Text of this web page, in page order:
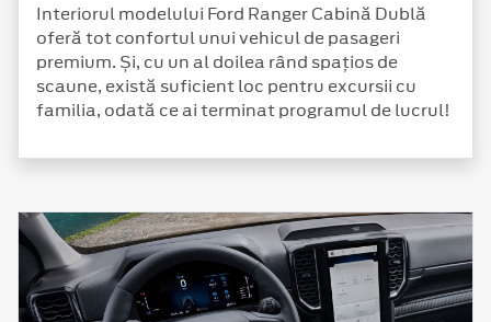
Interiorul modelului Ford Ranger Cabină Dublă
oferă tot confortul unui vehicul de pasageri
premium. Și, cu un al doilea rând spațios de
scaune, există suficient loc pentru excursii cu
familia, odată ce ai terminat programul de lucrul!